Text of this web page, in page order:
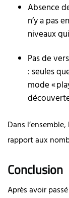
Absence
n’y a pas
niveaux
Pas de
: seules
mode «
Dans
rapport aux
Conclusion
Après avoir